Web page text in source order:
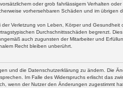
oder grob fahrlässigem Verhalten
vorhersehbaren Schäden und im
Verletzung von Leben, Körper und
Durchschnittsschäden begrenzt.
auch zugunsten der Mitarbeiter und
Recht bleiben unberührt.
und die Datenschutzerklärung zu ändern. Die
Im Falle des Widerspruchs erlischt das
wenn der Nutzer den Änderungen zugestimmt